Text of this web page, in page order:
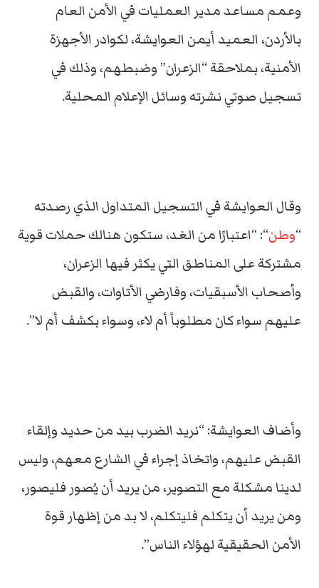
وعمم مساعد مدير العمليات في الأمن العام
بالأردن، العميد أيمن العوايشة، لكوادر الأجهزة
الأمنية، بملاحقة “الزعران” وضبطهم، وذلك في
تسجيل صوتي نشرته وسائل الإعلام المحلية.
وقال العوايشة في التسجيل المتداول الذي رصدته
“وطن“: “اعتبارًا من الغد، ستكون هنالك حملات قوية
مشتركة على المناطق التي يكثر فيها الزعران،
وأصحاب الأسبقيات، وفارضي الأتاوات، والقبض
عليهم سواء كان مطلوباً أم لاء، وسواء بكشف أم لا”.
وأضاف العوايشة: “نريد الضرب بيد من حديد وإلقاء
القبض عليهم، واتخاذ إجراء في الشارع معهم، وليس
لدينا مشكلة مع التصوير، من يريد أن يُصور فليصور،
ومن يريد أن يتكلم فليتكلم، لا بد من إظهار قوة
الأمن الحقيقية لهؤلاء الناس”.